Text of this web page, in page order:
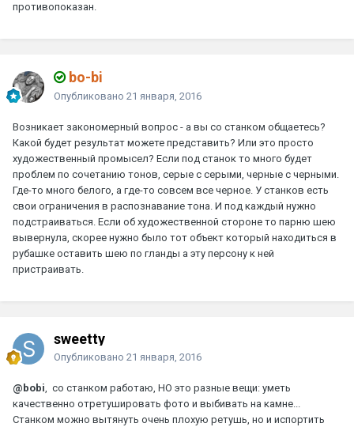
противопоказан.
bo-bi
Опубликовано 21 января, 2016
Возникает закономерный вопрос - а вы со станком общаетесь?
Какой будет результат можете представить? Или это просто
художественный промысел? Если под станок то много будет
проблем по сочетанию тонов, серые с серыми, черные с черными.
Где-то много белого, а где-то совсем все черное. У станков есть
свои ограничения в распознавание тона. И под каждый нужно
подстраиваться. Если об художественной стороне то парню шею
вывернула, скорее нужно было тот объект который находиться в
рубашке оставить шею по гланды а эту персону к ней
пристраивать.
sweetty
Опубликовано 21 января, 2016
@bobi, со станком работаю, НО это разные вещи: уметь
качественно отретушировать фото и выбивать на камне...
Станком можно вытянуть очень плохую ретушь, но и испортить